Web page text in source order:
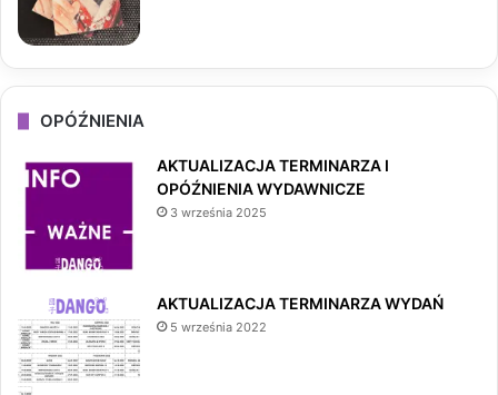
OPÓŹNIENIA
AKTUALIZACJA TERMINARZA I
OPÓŹNIENIA WYDAWNICZE
3 września 2025
AKTUALIZACJA TERMINARZA WYDAŃ
5 września 2022